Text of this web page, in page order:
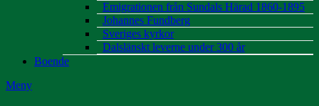
Emigrationen från Sundals Härad 1860-1895
Johannes Fundberg
Sveriges kyrkor
Dalslänskt leverne under 300 år
Boende
Meny